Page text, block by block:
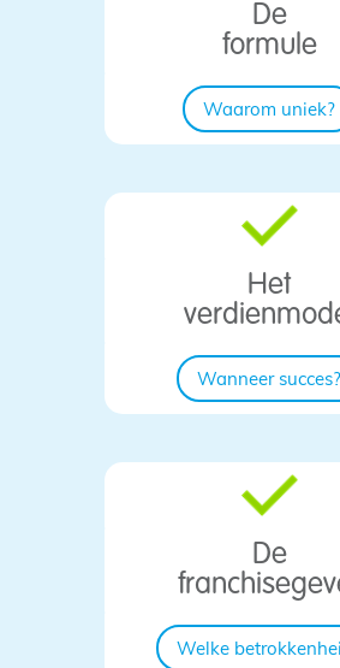
De
formule
Waarom uniek?
Het
Wanneer succes?
De
Welke